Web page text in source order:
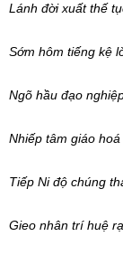
Lánh đời xuất thế
Sớm hôm tiếng kệ
Ngõ hầu đạo
Nhiếp tâm giáo
Tiếp Ni độ chúng
Gieo nhân trí huệ